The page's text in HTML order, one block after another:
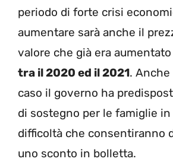
periodo di forte crisi
aumentare sarà anche il
valore che già era aumentato
tra il 2020 ed il 2021.
caso il governo ha
di sostegno per le famiglie in
difficoltà che consentiranno
uno sconto in bolletta.